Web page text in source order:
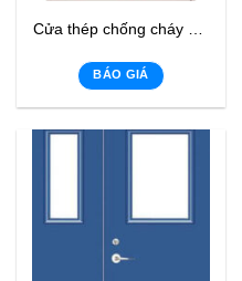
Cửa thép chống cháy CWSD-01
BÁO GIÁ